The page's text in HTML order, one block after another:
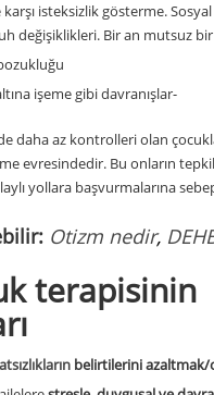
karşı isteksizlik gösterme.
değişiklikleri. Bir an mutsuz
işeme gibi davranışlar-
daha az kontrolleri olan
evresindedir. Bu onların
yollara başvurmalarına
Otizm nedir,
terapisinin
belirtilerini azaltmak/